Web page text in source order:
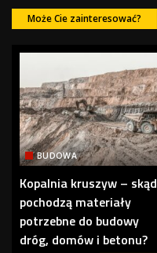
Może Cie zainteresować?
BUDOWA
Kopalnia kruszyw – skąd
pochodzą materiały
potrzebne do budowy
dróg, domów i betonu?